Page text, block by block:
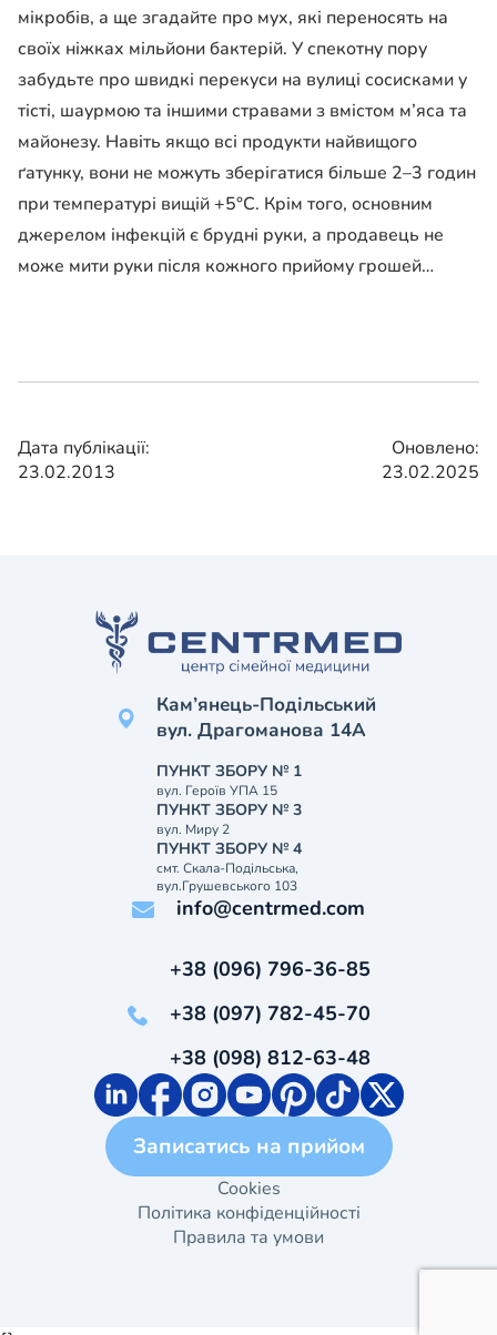
мікробів, а ще згадайте про мух, які переносять на
своїх ніжках мільйони бактерій. У спекотну пору
забудьте про швидкі перекуси на вулиці сосисками у
тісті, шаурмою та іншими стравами з вмістом м’яса та
майонезу. Навіть якщо всі продукти найвищого
ґатунку, вони не можуть зберігатися більше 2–3 годин
при температурі вищій +5°С. Крім того, основним
джерелом інфекцій є брудні руки, а продавець не
може мити руки після кожного прийому грошей…
Дата публікації:
23.02.2013
Оновлено:
23.02.2025
Кам’янець-Подільський
вул. Драгоманова 14А
ПУНКТ ЗБОРУ № 1
вул. Героїв УПА 15
ПУНКТ ЗБОРУ № 3
вул. Миру 2
ПУНКТ ЗБОРУ № 4
смт. Скала-Подільська,
вул.Грушевського 103
info@centrmed.com
+38 (096) 796-36-85
+38 (097) 782-45-70
+38 (098) 812-63-48
Записатись на прийом
Cookies
Політика конфіденційності
Правила та умови